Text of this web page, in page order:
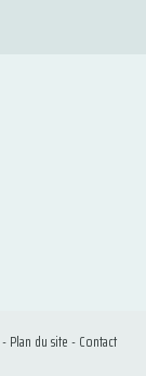
-Plan du site-Contact